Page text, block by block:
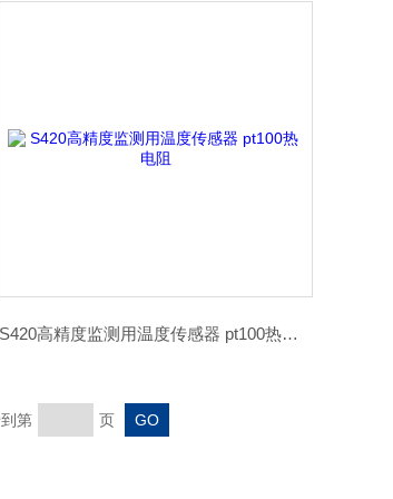
S420高精度监测用温度传感器 pt100热电阻
第 页